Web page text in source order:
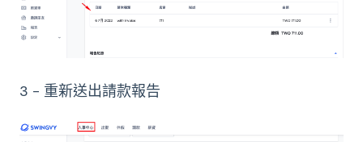
3 - 重新送出請款報告